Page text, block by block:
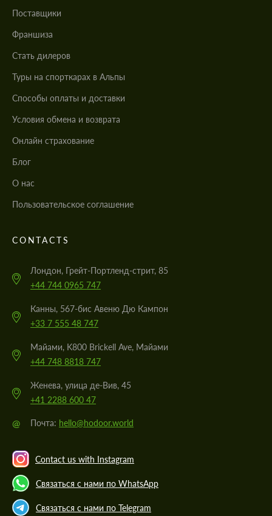
Поставщики
Франшиза
Стать дилеров
Туры на спорткарах в Альпы
Cпособы оплаты и доставки
Условия обмена и возврата
Онлайн страхование
Блог
О нас
Пользовательское соглашение
CONTACTS
Лондон, Грейт-Портленд-стрит, 85
+44 744 0965 747
Канны, 567-бис Авеню Дю Кампон
+33 7 555 48 747
Майами, K800 Brickell Ave, Майами
+44 748 8818 747
Женева, улица де-Вив, 45
+41 2288 600 47
@ Почта: hello@hodoor.world
Contact us with Instagram
Связаться с нами по WhatsApp
Связаться с нами по Telegram